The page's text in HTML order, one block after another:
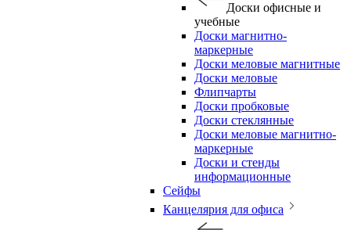
Доски офисные и
учебные
Доски магнитно-
маркерные
Доски меловые магнитные
Доски меловые
Флипчарты
Доски пробковые
Доски стеклянные
Доски меловые магнитно-
маркерные
Доски и стенды
информационные
Сейфы
Канцелярия для офиса